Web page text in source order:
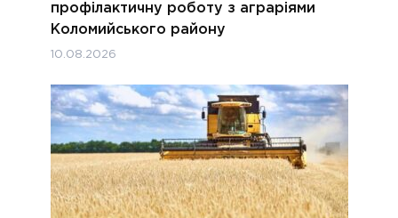
профілактичну роботу з аграріями
Коломийського району
10.08.2026